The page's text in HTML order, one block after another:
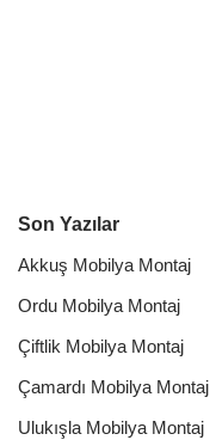
Son Yazılar
Akkuş Mobilya Montaj
Ordu Mobilya Montaj
Çiftlik Mobilya Montaj
Çamardı Mobilya Montaj
Ulukışla Mobilya Montaj